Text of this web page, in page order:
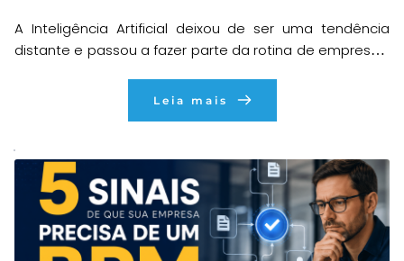
A Inteligência Artificial deixou de ser uma tendência
distante e passou a fazer parte da rotina de empresas,
parecia algo complexo e restrito a grandes
em suas entregas. Pensando nisso, preparamos um
encontro especial […]
Leia mais